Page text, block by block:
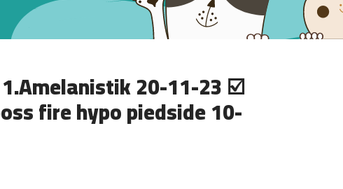
1.Amelanistik 20-11-23 ☑️
fire hypo piedside 10-